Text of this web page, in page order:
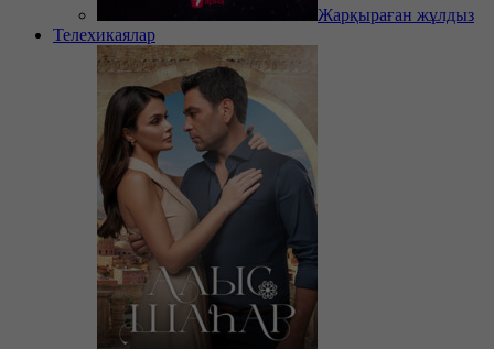
Жарқыраған жұлдыз
Телехикаялар